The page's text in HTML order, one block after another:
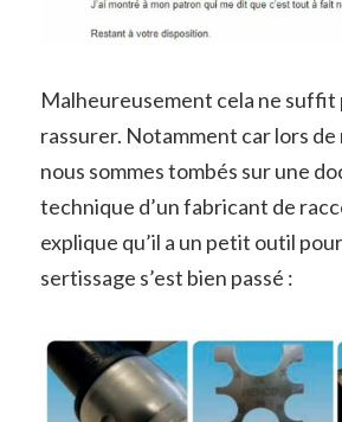
Malheureusement cela ne suffit
rassurer. Notamment car lors
nous sommes tombés sur une
technique d’un fabricant de
explique qu’il a un petit outil
sertissage s’est bien passé :